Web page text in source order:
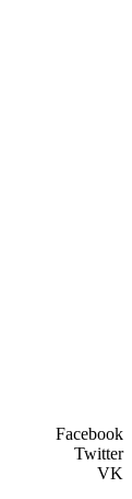
Facebook
Twitter
VK